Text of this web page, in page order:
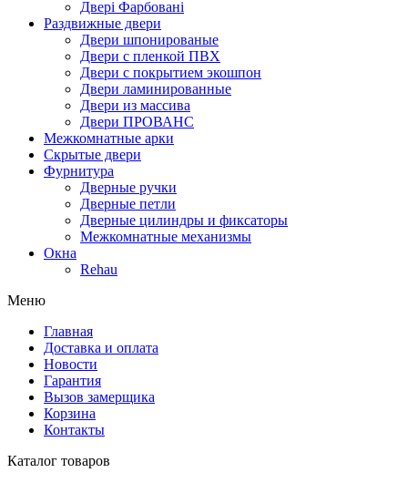
Двері Фарбовані
Раздвижные двери
Двери шпонированые
Двери с пленкой ПВХ
Двери с покрытием экошпон
Двери ламинированные
Двери из массива
Двери ПРОВАНС
Межкомнатные арки
Скрытые двери
Фурнитура
Дверные ручки
Дверные петли
Дверные цилиндры и фиксаторы
Межкомнатные механизмы
Окна
Rehau
Меню
Главная
Доставка и оплата
Новости
Гарантия
Вызов замерщика
Корзина
Контакты
Каталог товаров